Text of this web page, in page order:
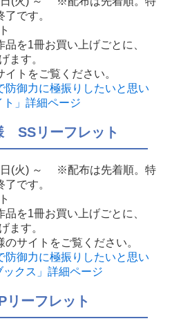
です。
を1冊お買い上げごとに、
ます。
トをご覧ください。
御力に極振りしたいと思い
ト」詳細ページ
SSリーフレット
日(火) ～ ※配布は先着順。特
です。
を1冊お買い上げごとに、
ます。
サイトをご覧ください。
御力に極振りしたいと思い
ックス」詳細ページ
ーフレット